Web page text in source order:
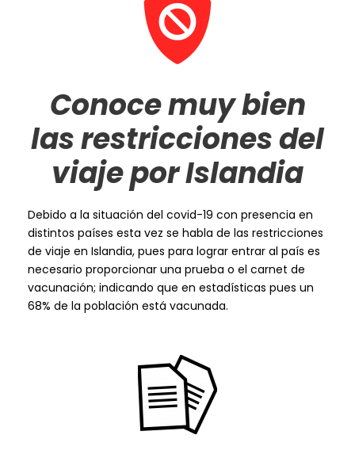
Conoce muy bien
las restricciones del
viaje por Islandia
Debido a la situación del covid-19 con presencia en
distintos países esta vez se habla de las restricciones
de viaje en Islandia, pues para lograr entrar al país es
necesario proporcionar una prueba o el carnet de
vacunación; indicando que en estadísticas pues un
68% de la población está vacunada.